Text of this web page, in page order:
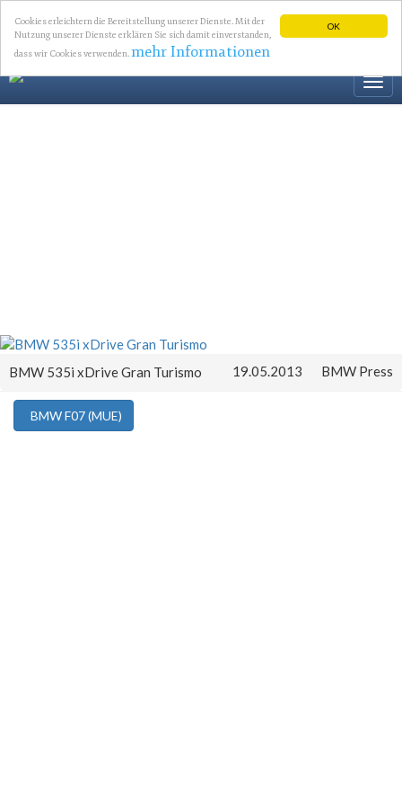
OK
Cookies erleichtern die Bereitstellung unserer Dienste. Mit der
Nutzung unserer Dienste erklären Sie sich damit einverstanden,
dass wir Cookies verwenden.mehr Informationen
BMW 535i xDrive Gran Turismo 19.05.2013 BMW Press
BMW F07 (MUE)